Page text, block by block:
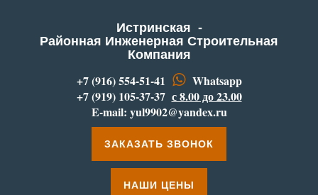
Истринская -
Районная Инженерная Строительная
Компания
+7 (916) 554-51-41
Whatsapp
+7 (919) 105-37-37 с 8.00 до 23.00
E-mail: yul9902@yandex.ru
ЗАКАЗАТЬ ЗВОНОК
НАШИ ЦЕНЫ